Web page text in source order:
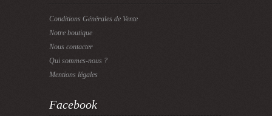
Conditions Générales de Vente
Notre boutique
Nous contacter
Qui sommes-nous ?
Mentions légales
Facebook